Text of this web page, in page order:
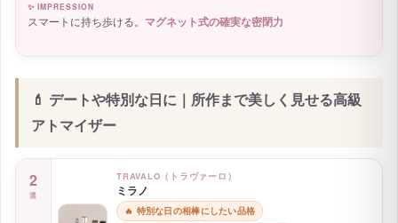
✨ IMPRESSION
スマートに持ち歩ける。 マグネット式の確実な密閉力
💄 デートや特別な日に｜所作まで美しく見せる高級
アトマイザー
2
選
TRAVALO（トラヴァーロ）
ミラノ
🔥 特別な日の相棒にしたい品格